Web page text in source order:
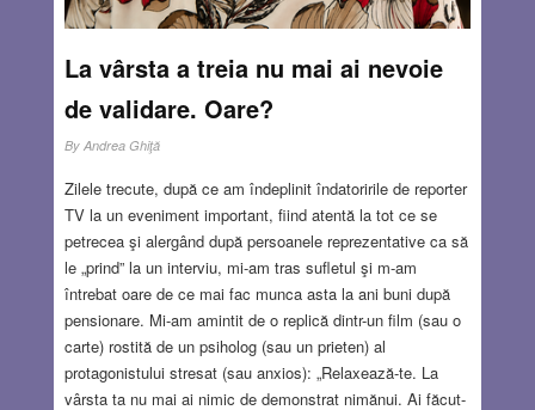
La vârsta a treia nu mai ai nevoie
de validare. Oare?
By Andrea Ghiţă
Zilele trecute, după ce am îndeplinit îndatoririle de reporter
TV la un eveniment important, fiind atentă la tot ce se
petrecea şi alergând după persoanele reprezentative ca să
le „prind” la un interviu, mi-am tras sufletul şi m-am
întrebat oare de ce mai fac munca asta la ani buni după
pensionare. Mi-am amintit de o replică dintr-un film (sau o
carte) rostită de un psiholog (sau un prieten) al
protagonistului stresat (sau anxios): „Relaxează-te. La
vârsta ta nu mai ai nimic de demonstrat nimănui. Ai făcut-